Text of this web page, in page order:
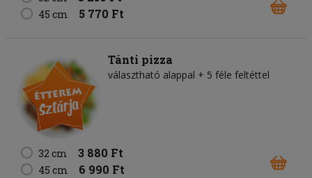
45 cm 5 770 Ft
Tánti pizza
választható alappal + 5 féle feltéttel
32 cm 3 880 Ft
45 cm 6 990 Ft